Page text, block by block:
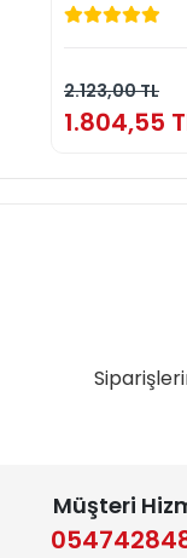
2.123,00 TL
1.804,55
Müşteri